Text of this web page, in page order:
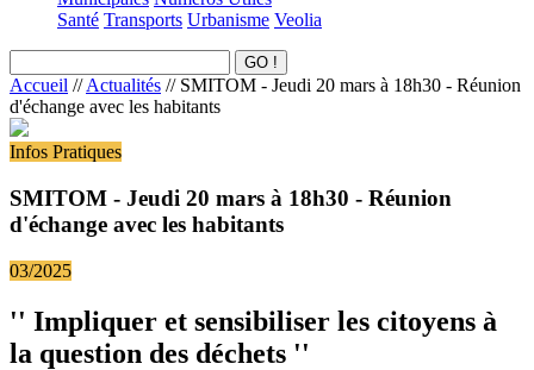
Santé Transports Urbanisme Veolia
Accueil //Actualités // SMITOM - Jeudi 20 mars à 18h30 - Réunion
d'échange avec les habitants
Infos Pratiques
SMITOM - Jeudi 20 mars à 18h30 - Réunion
d'échange avec les habitants
03/2025
'' Impliquer et sensibiliser les citoyens à
la question des déchets ''